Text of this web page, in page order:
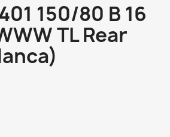
150/80 B 16
TL Rear